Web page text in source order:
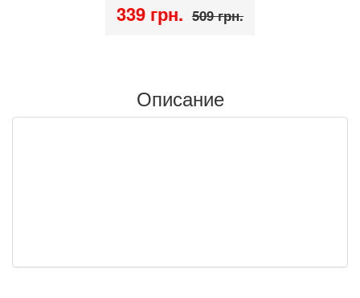
339 грн. 509 грн.
Описание